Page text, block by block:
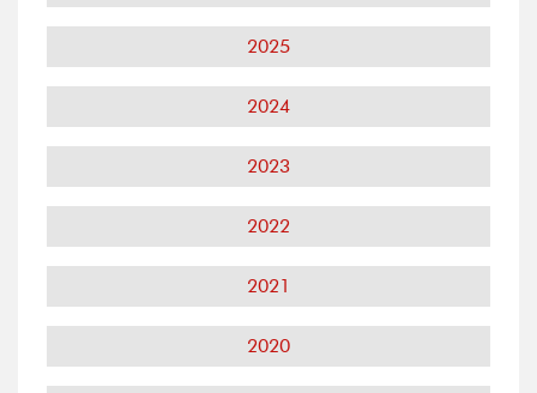
2025
2024
2023
2022
2021
2020